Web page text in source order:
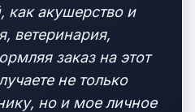
как акушерство и
ветеринария,
заказ на этот
не только
но и мое личное